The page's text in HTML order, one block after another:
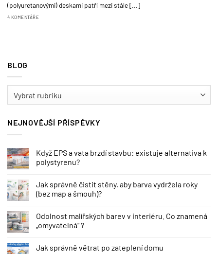
(polyuretanovými) deskami patří mezi stále [...]
4 KOMENTÁŘE
BLOG
NEJNOVĚJŠÍ PŘÍSPĚVKY
Když EPS a vata brzdí stavbu: existuje alternativa k
polystyrenu?
Jak správně čistit stěny, aby barva vydržela roky
(bez map a šmouh)?
Odolnost malířských barev v interiéru. Co znamená
„omyvatelná“ ?
Jak správně větrat po zateplení domu